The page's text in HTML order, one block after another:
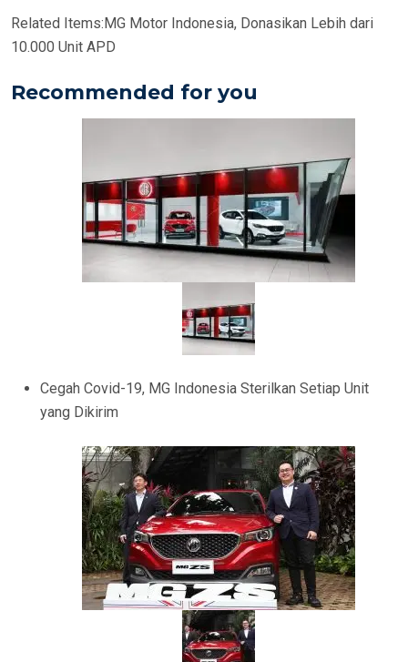
Related Items: MG Motor Indonesia, Donasikan Lebih dari
10.000 Unit APD
Recommended for you
Cegah Covid-19, MG Indonesia Sterilkan Setiap Unit
yang Dikirim